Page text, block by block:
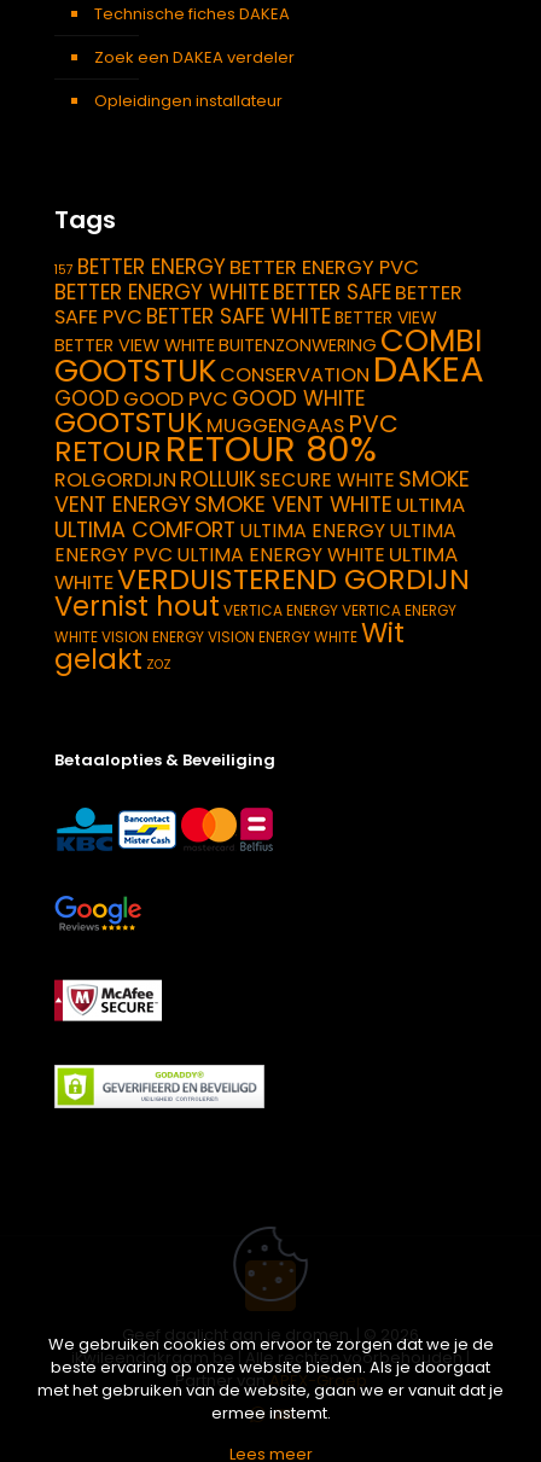
Technische fiches DAKEA
Zoek een DAKEA verdeler
Opleidingen installateur
Tags
157 BETTER ENERGYBETTER ENERGY PVC
BETTER ENERGY WHITEBETTER SAFEBETTER
SAFE PVC BETTER SAFE WHITEBETTER VIEW
BETTER VIEW WHITEBUITENZONWERING COMBI
GOOTSTUKCONSERVATION DAKEA
GOOD GOOD PVC GOOD WHITE
GOOTSTUKMUGGENGAAS PVC
RETOUR RETOUR 80%
ROLGORDIJN ROLLUIKSECURE WHITE SMOKE
VENT ENERGYSMOKE VENT WHITE ULTIMA
ULTIMA COMFORT ULTIMA ENERGYULTIMA
ENERGY PVC ULTIMA ENERGY WHITE ULTIMA
WHITEVERDUISTEREND GORDIJN
Vernist hout VERTICA ENERGYVERTICA ENERGY
WHITEVISION ENERGYVISION ENERGY WHITEWit
gelakt ZOZ
Betaalopties & Beveiliging
Geef daglicht aan je dromen. | © 2026
ikwileendakraam.be | Alle rechten voorbehouden |
Partner vanAPEX-Groep
We gebruiken cookies om ervoor te zorgen dat we je de
beste ervaring op onze website bieden. Als je doorgaat
met het gebruiken van de website, gaan we er vanuit dat je
ermee instemt.
Lees meer